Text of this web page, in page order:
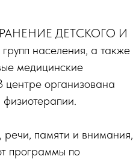
ДЕТСКОГО И
населения, а также
медицинские
центре организована
речи, памяти и внимания,
программы по